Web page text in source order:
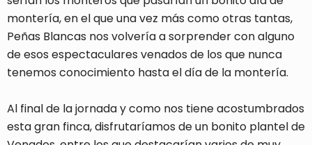
montería, en el que una vez más como otras tantas,
Peñas Blancas nos volvería a sorprender con alguno
de esos espectaculares venados de los que nunca
tenemos conocimiento hasta el día de la montería.
Al final de la jornada y como nos tiene acostumbrados
esta gran finca, disfrutaríamos de un bonito plantel de